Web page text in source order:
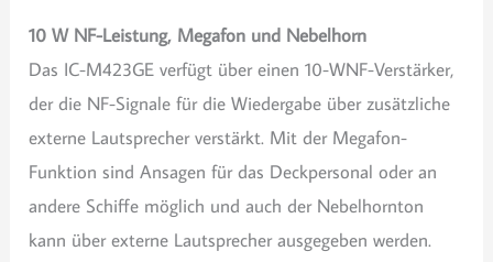
10 W NF-Leistung, Megafon und Nebelhorn
Das IC-M423GE verfügt über einen 10-WNF-Verstärker,
der die NF-Signale für die Wiedergabe über zusätzliche
externe Lautsprecher verstärkt. Mit der Megafon-
Funktion sind Ansagen für das Deckpersonal oder an
andere Schiffe möglich und auch der Nebelhornton
kann über externe Lautsprecher ausgegeben werden.